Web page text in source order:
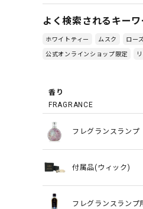
よく検索されるキー
ホワイトティー ムスク
ロー
公式オンラインショップ限定
香り
FRAGRANCE
フレグランスランプ
付属品(ウィック)
フレグランスランプ